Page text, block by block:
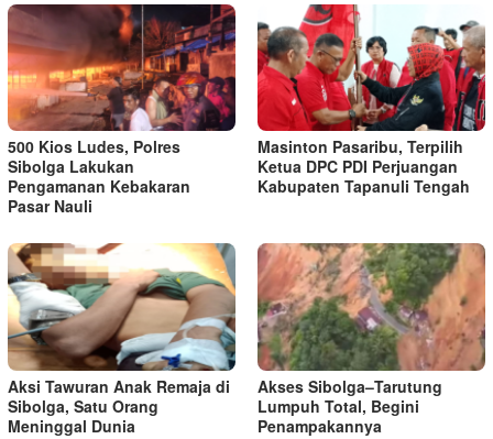
500 Kios Ludes, Polres
Sibolga Lakukan
Pengamanan Kebakaran
Pasar Nauli
Masinton Pasaribu, Terpilih
Ketua DPC PDI Perjuangan
Kabupaten Tapanuli Tengah
Aksi Tawuran Anak Remaja di
Sibolga, Satu Orang
Meninggal Dunia
Akses Sibolga–Tarutung
Lumpuh Total, Begini
Penampakannya